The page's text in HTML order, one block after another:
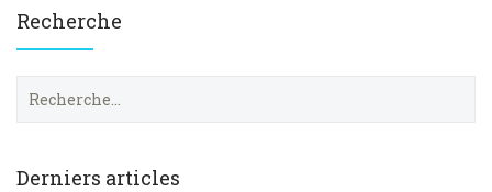
Recherche
e
Derniers articles